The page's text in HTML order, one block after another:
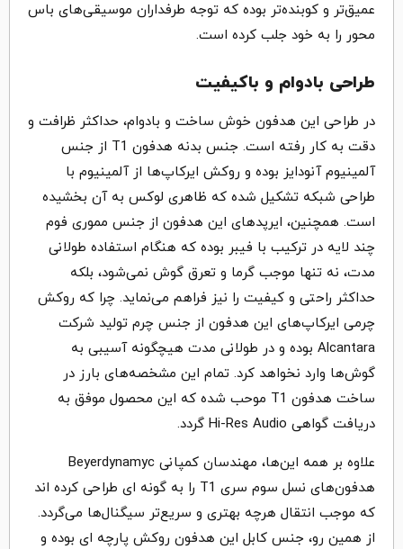
عمیق‌تر و کوبنده‌تر بوده که توجه طرفداران موسیقی‌های باس
محور را به خود جلب کرده است.
طراحی بادوام و باکیفیت
در طراحی این هدفون خوش ساخت و بادوام، حداکثر ظرافت و
دقت به کار رفته است. جنس بدنه هدفون T1 از جنس
آلمینیوم آنودایز بوده و روکش ایرکاپ‌ها از آلمینیوم با
طراحی شبکه تشکیل شده که ظاهری لوکس به آن بخشیده
است. همچنین، ایرپدهای این هدفون از جنس مموری فوم
چند لایه در ترکیب با فیبر بوده که هنگام استفاده طولانی
مدت، نه تنها موجب گرما و تعرق گوش نمی‌شود، بلکه
حداکثر راحتی و کیفیت را نیز فراهم می‌نماید. چرا که روکش
چرمی ایرکاپ‌های این هدفون از جنس چرم تولید شرکت
Alcantara بوده و در طولانی مدت هیچگونه آسیبی به
گوش‌ها وارد نخواهد کرد. تمام این مشخصه‌های بارز در
ساخت هدفون T1 موحب شده که این محصول موفق به
دریافت گواهی Hi-Res Audio گردد.
علاوه بر همه این‌ها، مهندسان کمپانی Beyerdynamyc
هدفون‌های نسل سوم سری T1 را به گونه ای طراحی کرده اند
که موجب انتقال هرچه بهتری و سریع‌تر سیگنال‌ها می‌گردد.
از همین رو، جنس کابل این هدفون روکش پارچه ای بوده و